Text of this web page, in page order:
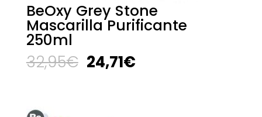
BeOxy Grey Stone
Mascarilla Purificante
250ml
32,95€ El
precio
24,71€El